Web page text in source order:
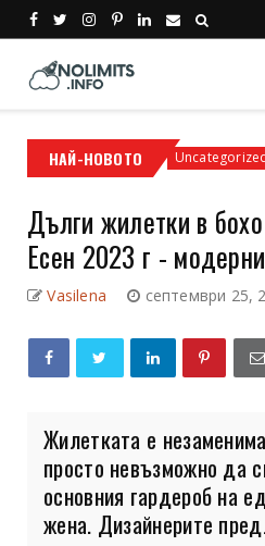
НАЙ-НОВОТО
Uncategorized
Дълги жилетки в
Есен 2023 г -
Vasilena септември 25,
Жилетката е
просто невъзможно да
основния гардероб на
жена. Дизайнерите